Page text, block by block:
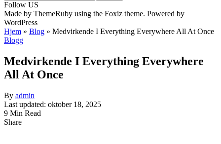
Follow US
Made by ThemeRuby using the Foxiz theme. Powered by
WordPress
Hjem » Blog » Medvirkende I Everything Everywhere All At Once
Blogg
Medvirkende I Everything Everywhere
All At Once
By admin
Last updated: oktober 18, 2025
9 Min Read
Share